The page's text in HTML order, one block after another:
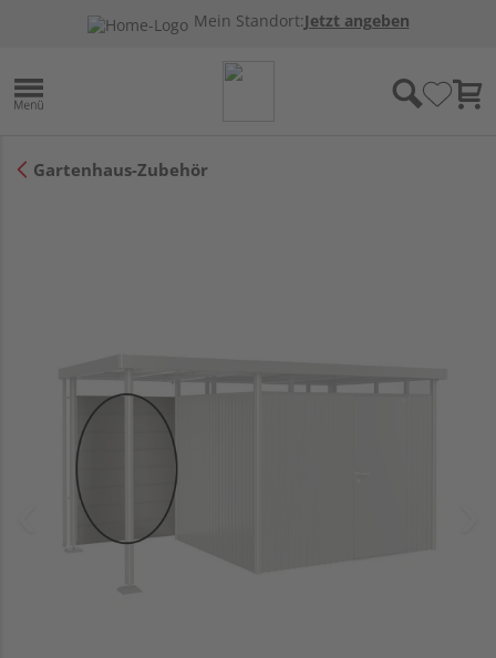
Mein Standort:Jetzt angeben
Gartenhaus-Zubehör